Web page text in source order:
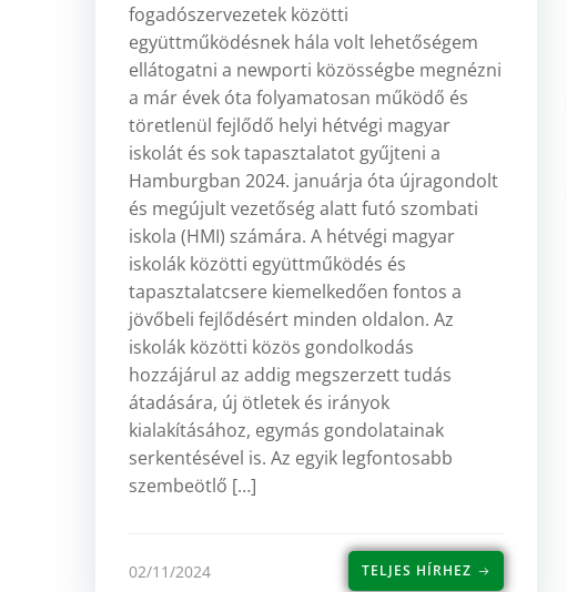
fogadószervezetek közötti
együttműködésnek hála volt lehetőségem
ellátogatni a newporti közösségbe megnézni
a már évek óta folyamatosan működő és
töretlenül fejlődő helyi hétvégi magyar
iskolát és sok tapasztalatot gyűjteni a
Hamburgban 2024. januárja óta újragondolt
és megújult vezetőség alatt futó szombati
iskola (HMI) számára. A hétvégi magyar
iskolák közötti együttműködés és
tapasztalatcsere kiemelkedően fontos a
jövőbeli fejlődésért minden oldalon. Az
iskolák közötti közös gondolkodás
hozzájárul az addig megszerzett tudás
átadására, új ötletek és irányok
kialakításához, egymás gondolatainak
serkentésével is. Az egyik legfontosabb
szembeötlő […]
02/11/2024 TELJES HÍRHEZ